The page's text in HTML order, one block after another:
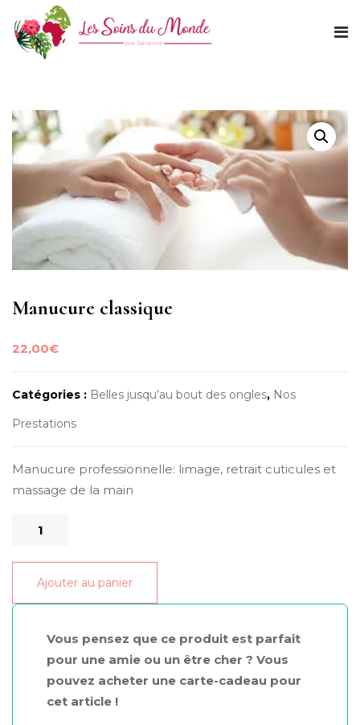
Manucure classique
22,00€
Catégories : Belles jusqu’au bout des ongles, Nos
Prestations
Manucure professionnelle: limage, retrait cuticules et
massage de la main
quantité
Manucure
classique
Ajouter au panier
Vous pensez que ce produit est parfait
pour une amie ou un être cher ? Vous
pouvez acheter une carte-cadeau pour
cet article !